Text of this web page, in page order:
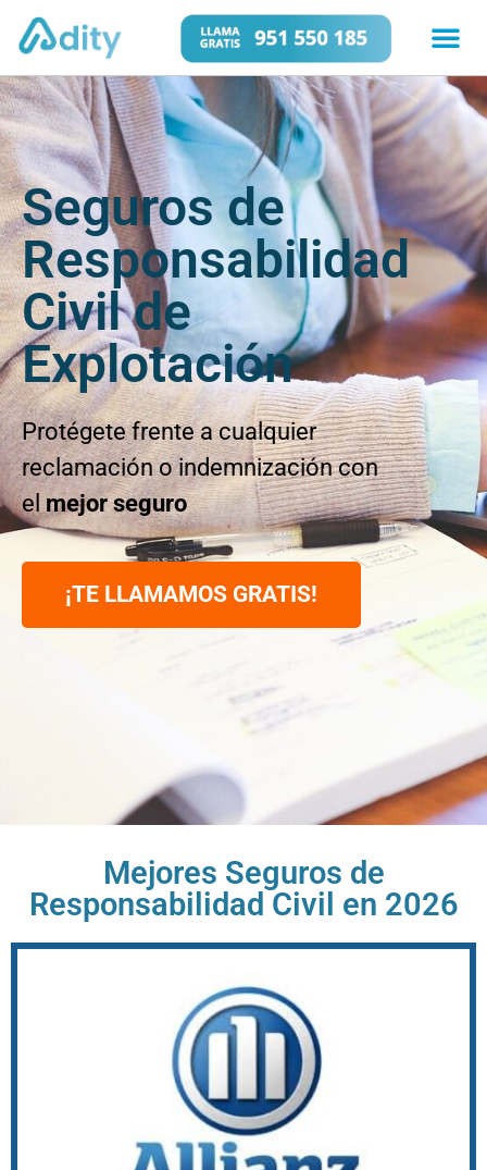
Seguros de
Responsabilidad
Civil de
Explotación
Protégete frente a cualquier
reclamación o indemnización con
el mejor seguro
¡TE LLAMAMOS GRATIS!
Mejores Seguros de
Responsabilidad Civil en 2026